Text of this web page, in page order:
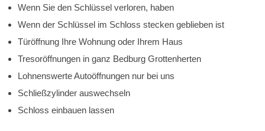
Wenn Sie den Schlüssel verloren, haben
Wenn der Schlüssel im Schloss stecken geblieben ist
Türöffnung Ihre Wohnung oder Ihrem Haus
Tresoröffnungen in ganz Bedburg Grottenherten
Lohnenswerte Autoöffnungen nur bei uns
Schließzylinder auswechseln
Schloss einbauen lassen